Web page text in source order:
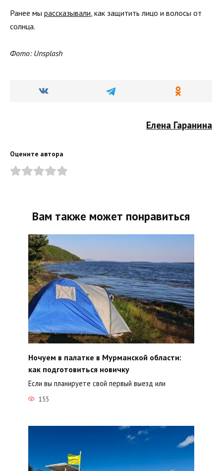
Ранее мы рассказывали , как защитить лицо и волосы от
солнца.
Фото: Unsplash
Елена Гаранина
Оцените автора
Вам также может понравиться
Ночуем в палатке в Мурманской области:
как подготовиться новичку
Если вы планируете свой первый выезд или
155